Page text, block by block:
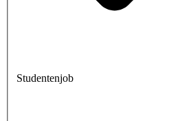
Studentenjob